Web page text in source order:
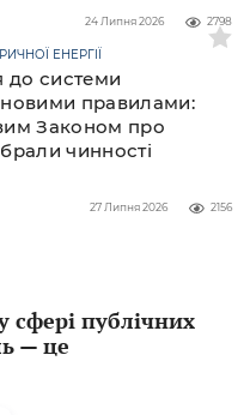
2798
24 Липня 2026
до системи
новими правилами:
Законом про
чинності
ЕНЕРГІЇ
2156
27 Липня 2026
сфері публічних
— це